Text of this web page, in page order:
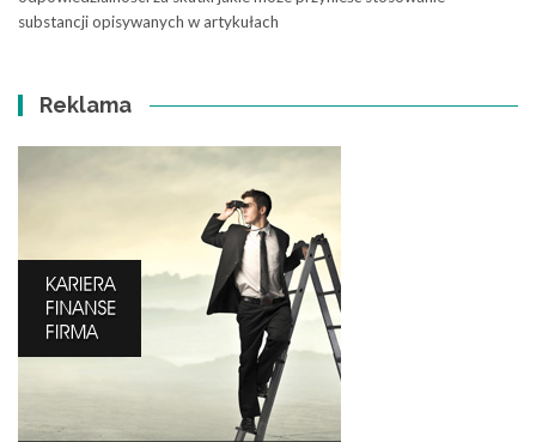
substancji opisywanych w artykułach
Reklama